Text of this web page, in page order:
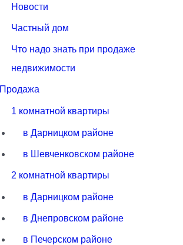
Новости
Частный дом
Что надо знать при продаже
недвижимости
Продажа
1 комнатной квартиры
в Дарницком районе
в Шевченковском районе
2 комнатной квартиры
в Дарницком районе
в Днепровском районе
в Печерском районе